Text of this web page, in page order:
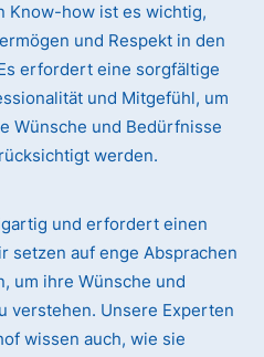
Know-how ist es wichtig,
und Respekt in den
erfordert eine sorgfältige
und Mitgefühl, um
Wünsche und Bedürfnisse
werden.
und erfordert einen
setzen auf enge Absprachen
um ihre Wünsche und
verstehen. Unsere Experten
wissen auch, wie sie